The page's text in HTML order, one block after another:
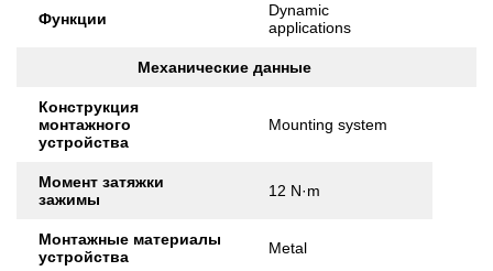
Функции
Dynamic
applications
Механические данные
Конструкция
монтажного
устройства
Mounting system
Момент затяжки
зажимы
12 N·m
Монтажные материалы
устройства
Metal